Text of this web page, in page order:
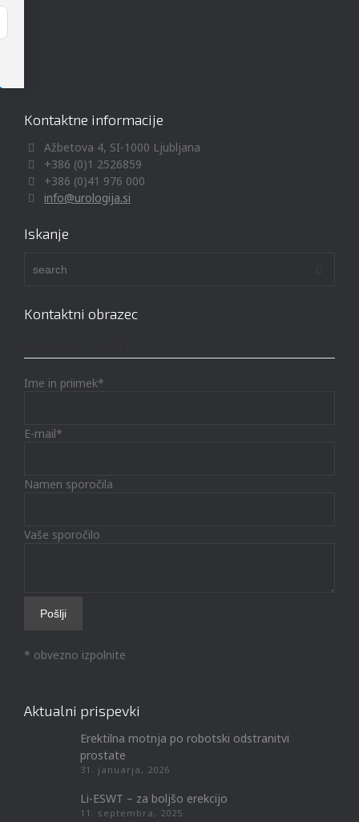
Kontaktne informacije
Ažbetova 4, SI-1000 Ljubljana
+386 (0)1 2526859
+386 (0)41 976 000
info@urologija.si
Iskanje
Kontaktni obrazec
Ime in priimek*
E-mail*
Namen sporočila
Vaše sporočilo
* obvezno izpolnite
Aktualni prispevki
Erektilna motnja po robotski odstranitvi
prostate
31. januarja, 2026
Li-ESWT – za boljšo erekcijo
11. septembra, 2025